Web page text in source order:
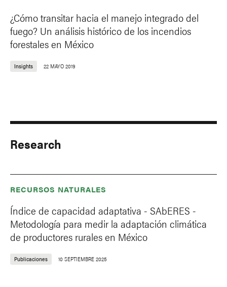
¿Cómo transitar hacia el manejo integrado del
fuego? Un análisis histórico de los incendios
forestales en México
Insights 22 MAYO 2019
Research
RECURSOS NATURALES
Índice de capacidad adaptativa - SAbERES -
Metodología para medir la adaptación climática
de productores rurales en México
Publicaciones 10 SEPTIEMBRE 2025